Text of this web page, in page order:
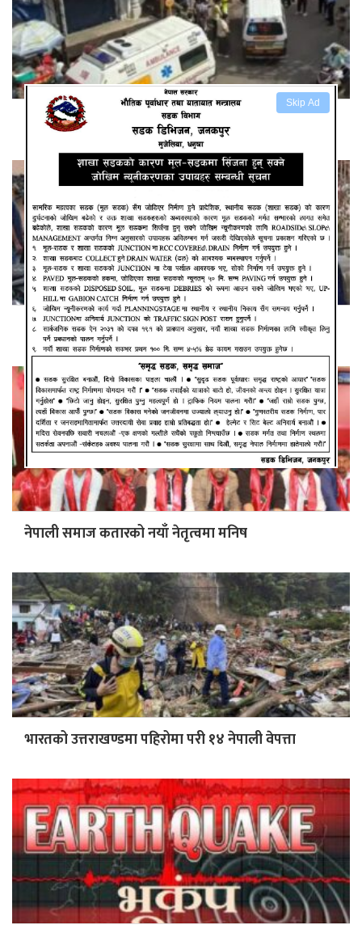
Skip Ad
हरिद्दारको मन्दिरमा भागदौड मच्चिदाँ ६ को मृत्यु, २५ घाइते
भारतमा ७ वर्षीय बालकलाई बलि दिइयो, पाँचजना पक्राउ
नेपाली समाज कतारको नयाँ नेतृत्वमा मनिष
भारतको उत्तराखण्डमा पहिरोमा परी १४ नेपाली वेपत्ता